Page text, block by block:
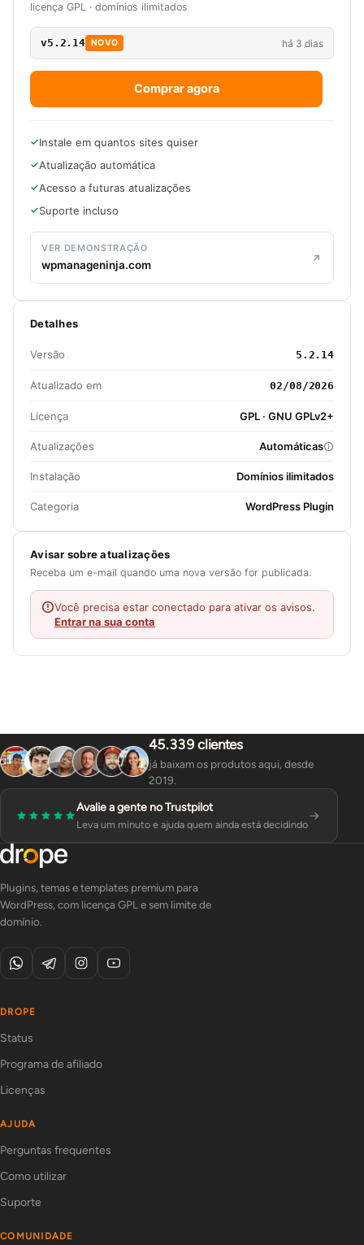
licença GPL · domínios ilimitados
v5.2.14 NOVO há 3 dias
Comprar agora
Instale em quantos sites quiser
Atualização automática
Acesso a futuras atualizações
Suporte incluso
VER DEMONSTRAÇÃO
wpmanageninja.com
Detalhes
Versão 5.2.14
Atualizado em 02/08/2026
Licença GPL · GNU GPLv2+
Atualizações Automáticas
Instalação Domínios ilimitados
Categoria WordPress Plugin
Avisar sobre atualizações
Receba um e-mail quando uma nova versão for publicada.
Você precisa estar conectado para ativar os avisos.
Entrar na sua conta
45.339 clientes
já baixam os produtos aqui, desde
2019.
Avalie a gente no Trustpilot
Leva um minuto e ajuda quem ainda está decidindo
Plugins, temas e templates premium para
WordPress, com licença GPL e sem limite de
domínio.
DROPE
Status
Programa de afiliado
Licenças
AJUDA
Perguntas frequentes
Como utilizar
Suporte
COMUNIDADE